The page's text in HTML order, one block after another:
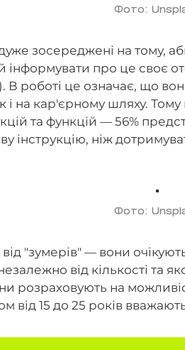
Фото:
зосереджені на тому,
інформувати про це своє
роботі це означає, що
і на кар'єрному шляху.
та функцій — 56%
інструкцію, ніж
Фото:
"зумерів" — вони
від кількості та
розраховують на
від 15 до 25 років